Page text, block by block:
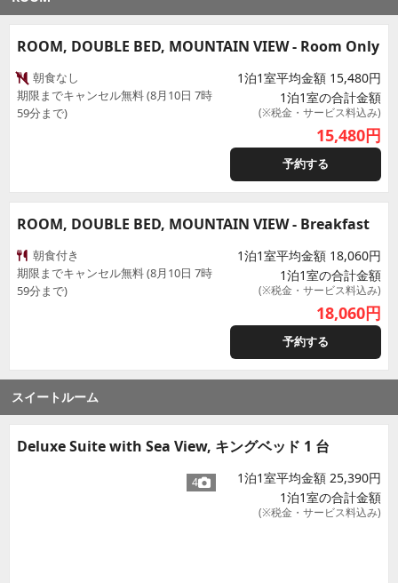
ROOM, DOUBLE BED, MOUNTAIN VIEW - Room Only
朝食なし
期限までキャンセル無料 (8月10日 7時
59分まで)
1泊1室平均金額 15,480円
1泊1室の合計金額
(※税金・サービス料込み)
15,480円
予約する
ROOM, DOUBLE BED, MOUNTAIN VIEW - Breakfast
朝食付き
期限までキャンセル無料 (8月10日 7時
59分まで)
1泊1室平均金額 18,060円
1泊1室の合計金額
(※税金・サービス料込み)
18,060円
予約する
スイートルーム
Deluxe Suite with Sea View, キングベッド 1 台
4
1泊1室平均金額 25,390円
1泊1室の合計金額
(※税金・サービス料込み)